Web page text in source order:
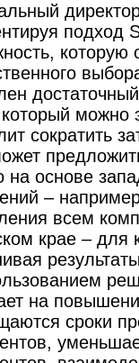
подход
которую
который можно
сократить
на основе
–
всем
крае – для
на
сроки